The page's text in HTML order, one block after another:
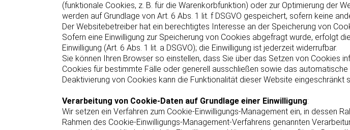
(funktionale Cookies, z. B. für die Warenkorbfunktion) oder zur Optimierung der
werden auf Grundlage von Art. 6 Abs. 1 lit. f DSGVO gespeichert, sofern keine
Der Websitebetreiber hat ein berechtigtes Interesse an der Speicherung von
Sofern eine Einwilligung zur Speicherung von Cookies abgefragt wurde, erfolgt
Einwilligung (Art. 6 Abs. 1 lit. a DSGVO); die Einwilligung ist jederzeit widerrufbar.
Sie können Ihren Browser so einstellen, dass Sie über das Setzen von Cookies
Cookies für bestimmte Fälle oder generell ausschließen sowie das
Deaktivierung von Cookies kann die Funktionalität dieser Website eingeschränkt
Verarbeitung von Cookie-Daten auf Grundlage einer Einwilligung:
Wir setzen ein Verfahren zum Cookie-Einwilligungs-Management ein, in dessen
Rahmen des Cookie-Einwilligungs-Management-Verfahrens genannten